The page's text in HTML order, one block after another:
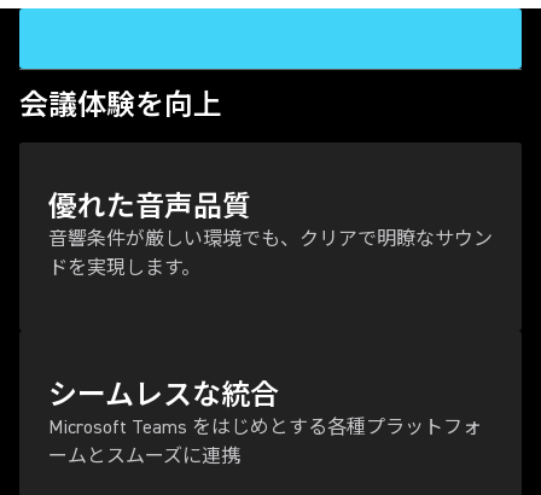
会議体験を向上
優れた音声品質
音響条件が厳しい環境でも、クリアで明瞭なサウン
ドを実現します。
シームレスな統合
Microsoft Teams をはじめとする各種プラットフォ
ームとスムーズに連携